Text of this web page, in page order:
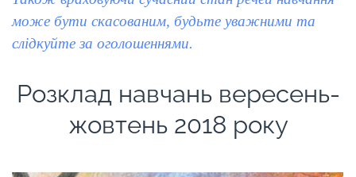
може бути скасованим, будьте уважними та
слідкуйте за оголошеннями.
Розклад навчань вересень-
жовтень 2018 року